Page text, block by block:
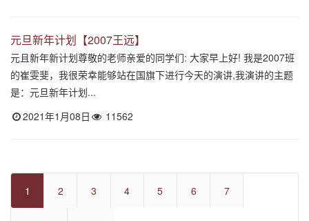
元旦新年计划【2007王远】
元且新年新计划尊敬的老师亲爱的同学们: 大家早上好! 我是2007班
的崔雯斐，我很荣幸能够站在国旗下进行今天的演讲,我演讲的主题
是：元旦新年计划...
2021年1月08日
11562
1 2 3 4 5 6 7